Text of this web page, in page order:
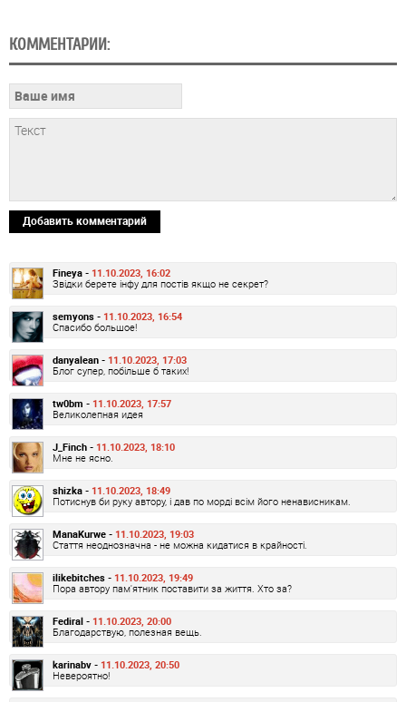
КОММЕНТАРИИ:
Добавить комментарий
Fineya - 11.10.2023, 16:02
Звідки берете інфу для постів якщо не секрет?
semyons - 11.10.2023, 16:54
Спасибо большое!
danyalean - 11.10.2023, 17:03
Блог супер, побільше б таких!
tw0bm - 11.10.2023, 17:57
Великолепная идея
J_Finch - 11.10.2023, 18:10
Мне не ясно.
shizka - 11.10.2023, 18:49
Потиснув би руку автору, і дав по морді всім його ненависникам.
ManaKurwe - 11.10.2023, 19:03
Стаття неоднозначна - не можна кидатися в крайності.
ilikebitches - 11.10.2023, 19:49
Пора автору пам'ятник поставити за життя. Хто за?
Fediral - 11.10.2023, 20:00
Благодарствую, полезная вещь.
karinabv - 11.10.2023, 20:50
Невероятно!